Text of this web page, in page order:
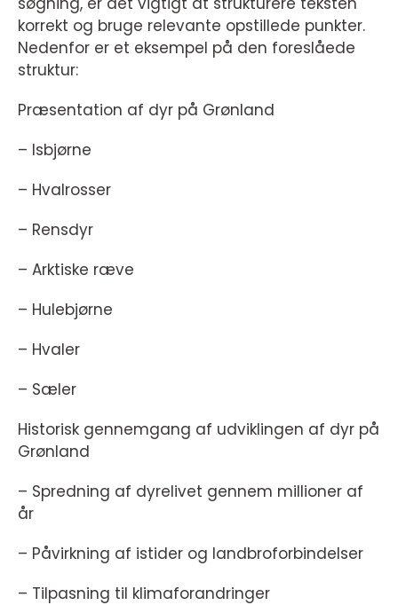
korrekt og bruge relevante opstillede punkter.
Nedenfor er et eksempel på den foreslåede
struktur:
Præsentation af dyr på Grønland
– Isbjørne
– Hvalrosser
– Rensdyr
– Arktiske ræve
– Hulebjørne
– Hvaler
– Sæler
Historisk gennemgang af udviklingen af dyr på
Grønland
– Spredning af dyrelivet gennem millioner af
år
– Påvirkning af istider og landbroforbindelser
– Tilpasning til klimaforandringer